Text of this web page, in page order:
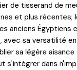
de tisserand de
et plus
anciens Égyptiens
avec sa versatilité
sa légère
s'intégrer dans